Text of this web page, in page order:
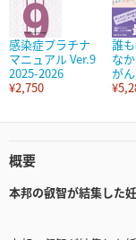
感染症プラチナ
マニュアル Ver.9
2025-2026
¥2,750
誰
な
が
概要
本邦の叡智が結集した